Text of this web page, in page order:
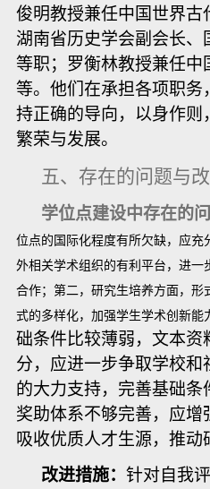
俊明教授兼任中国世界古
湖南省历史学会副会长
等职；罗衡林教授兼任中
等。他们在承担各项职务
持正确的导向，以身作则
繁荣与发展。
五、存在的问题与
学位点建设中存在的
位点的国际化程度有所欠缺，应充
外相关学术组织的有利平台，进一
合作；第二，研究生培养方面，形
式的多样化，加强学生学术创新能
础条件比较薄弱，文本资
分，应进一步争取学校和
的大力支持，完善基础条
奖助体系不够完善，应增
吸收优质人才生源，推动
改进措施： 针对自我